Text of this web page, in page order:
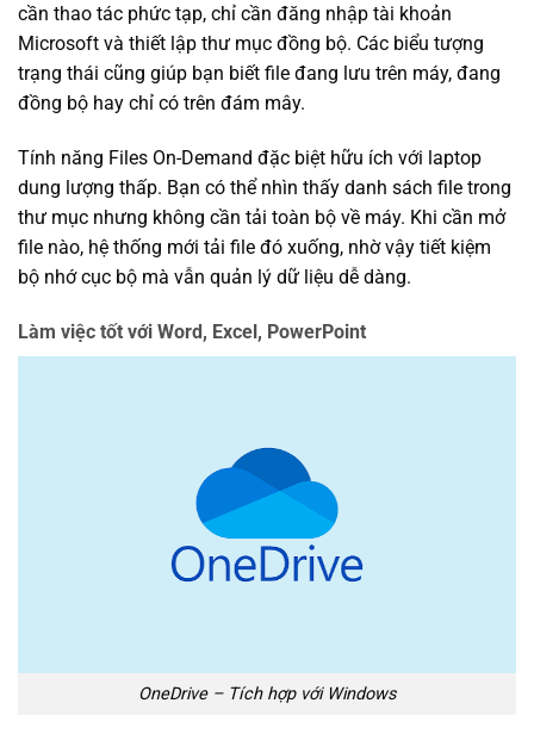
cần thao tác phức tạp, chỉ cần đăng nhập tài khoản
Microsoft và thiết lập thư mục đồng bộ. Các biểu tượng
trạng thái cũng giúp bạn biết file đang lưu trên máy, đang
đồng bộ hay chỉ có trên đám mây.
Tính năng Files On-Demand đặc biệt hữu ích với laptop
dung lượng thấp. Bạn có thể nhìn thấy danh sách file trong
thư mục nhưng không cần tải toàn bộ về máy. Khi cần mở
file nào, hệ thống mới tải file đó xuống, nhờ vậy tiết kiệm
bộ nhớ cục bộ mà vẫn quản lý dữ liệu dễ dàng.
Làm việc tốt với Word, Excel, PowerPoint
OneDrive – Tích hợp với Windows